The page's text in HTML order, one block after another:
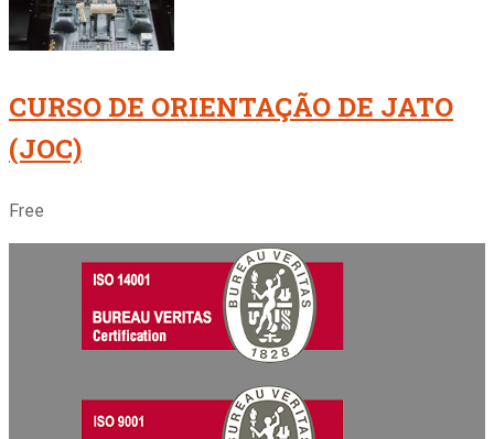
CURSO DE ORIENTAÇÃO DE JATO
(JOC)
Free